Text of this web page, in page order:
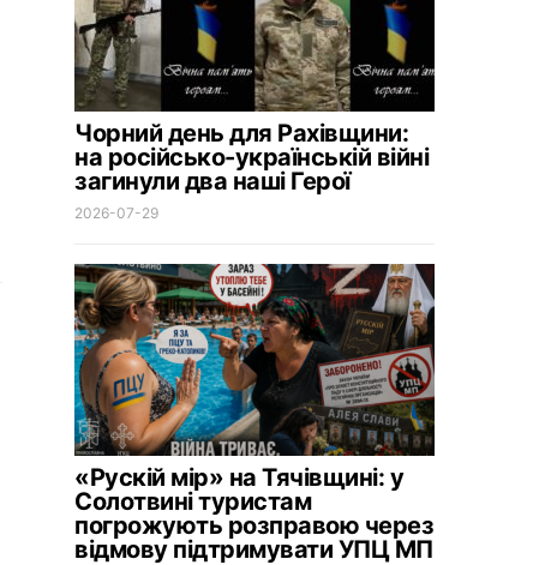
Чорний день для Рахівщини:
на російсько-українській війні
загинули два наші Герої
2026-07-29
«Рускій мір» на Тячівщині: у
Солотвині туристам
погрожують розправою через
відмову підтримувати УПЦ МП